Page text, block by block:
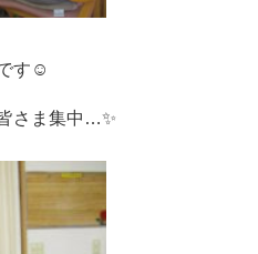
す☺
さま集中…✨